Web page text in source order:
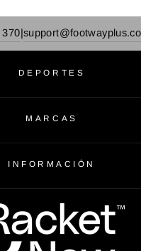
370|
DEPORTES
MARCAS
INFORMACIÓN